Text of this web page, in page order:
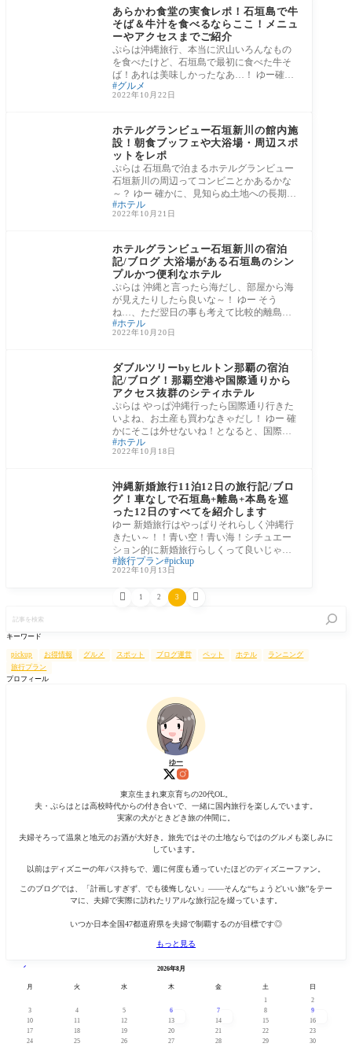
あらかわ食堂の実食レポ！石垣島で牛
そば＆牛汁を食べるならここ！メニュ
ーやアクセスまでご紹介
ぷらは沖縄旅行、本当に沢山いろんなもの
を食べたけど、石垣島で最初に食べた牛そ
ば！あれは美味しかったなあ…！ ゆー確か
に！
グルメ
2022年10月22日
ホテルグランビュー石垣新川の館内施
設！朝食ブッフェや大浴場・周辺スポ
ットをレポ
ぷらは 石垣島で泊まるホテルグランビュー
石垣新川の周辺ってコンビニとかあるかな
～？ ゆー 確かに、見知らぬ土地への長期旅
行だ
ホテル
2022年10月21日
ホテルグランビュー石垣新川の宿泊
記/ブログ 大浴場がある石垣島のシン
プルかつ便利なホテル
ぷらは 沖縄と言ったら海だし、部屋から海
が見えたりしたら良いな～！ ゆー そう
ね…、ただ翌日の事も考えて比較的離島タ
ーミナル
ホテル
2022年10月20日
ダブルツリーbyヒルトン那覇の宿泊
記/ブログ！那覇空港や国際通りから
アクセス抜群のシティホテル
ぷらは やっぱ沖縄行ったら国際通り行きた
いよね、お土産も買わなきゃだし！ ゆー 確
かにそこは外せないね！となると、国際通
りに
ホテル
2022年10月18日
沖縄新婚旅行11泊12日の旅行記/ブロ
グ！車なしで石垣島+離島+本島を巡
った12日のすべてを紹介します
ゆー 新婚旅行はやっぱりそれらしく沖縄行
きたい～！！青い空！青い海！シチュエー
ション的に新婚旅行らしくって良いじゃな
いか
旅行プラン pickup
2022年10月13日
 1 2 3 
を
検
索
キーワード
pickup お得情報 グルメ スポット ブログ運営 ペット ホテル
ランニング
旅行プラン
プロフィール
ゆー
東京生まれ東京育ちの20代OL。
夫・ぷらはとは高校時代からの付き合いで、一緒に国内旅行を楽しんでいます。
実家の犬がときどき旅の仲間に。
夫婦そろって温泉と地元のお酒が大好き。旅先ではその土地ならではのグルメも楽しみに
しています。
以前はディズニーの年パス持ちで、週に何度も通っていたほどのディズニーファン。
このブログでは、「計画しすぎず、でも後悔しない」——そんな“ちょうどいい旅”をテー
マに、夫婦で実際に訪れたリアルな旅行記を綴っています。
いつか日本全国47都道府県を夫婦で制覇するのが目標です◎
もっと見る
2026年8月
月 火 水 木 金 土
日
1
2
3
4 5 6 7 8
9
10
11 12 13 14 15
16
17
18 19 20 21 22
23
24
25 26 27 28 29 30